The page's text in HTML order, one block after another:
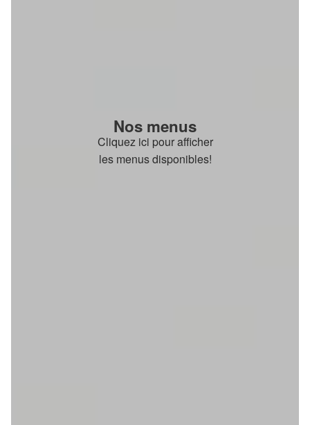
Nos menus
Cliquez ici pour afficher
les menus disponibles!